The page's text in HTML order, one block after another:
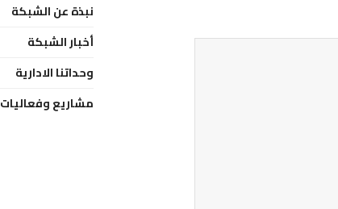
نبذة عن الشبكة
أخبار الشبكة
وحداتنا الادارية
مشاريع وفعاليات